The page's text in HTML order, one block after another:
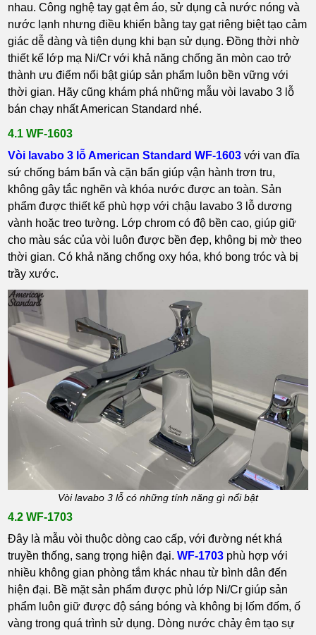
nhau. Công nghệ tay gạt êm áo, sử dụng cả nước nóng và
nước lạnh nhưng điều khiển bằng tay gạt riêng biệt tạo cảm
giác dễ dàng và tiện dụng khi bạn sử dụng. Đồng thời nhờ
thiết kế lớp mạ Ni/Cr với khả năng chống ăn mòn cao trở
thành ưu điểm nổi bật giúp sản phẩm luôn bền vững với
thời gian. Hãy cũng khám phá những mẫu vòi lavabo 3 lỗ
bán chạy nhất American Standard nhé.
4.1 WF-1603
Vòi lavabo 3 lỗ American Standard WF-1603 với van đĩa
sứ chống bám bẩn và cặn bẩn giúp vận hành trơn tru,
không gây tắc nghẽn và khóa nước được an toàn. Sản
phẩm được thiết kế phù hợp với chậu lavabo 3 lỗ dương
vành hoặc treo tường. Lớp chrom có độ bền cao, giúp giữ
cho màu sác của vòi luôn được bền đẹp, không bị mờ theo
thời gian. Có khả năng chống oxy hóa, khó bong tróc và bị
trầy xước.
Vòi lavabo 3 lỗ có những tính năng gì nổi bật
4.2 WF-1703
Đây là mẫu vòi thuộc dòng cao cấp, với đường nét khá
truyền thống, sang trọng hiện đại. WF-1703 phù hợp với
nhiều không gian phòng tắm khác nhau từ bình dân đến
hiện đại. Bề mặt sản phẩm được phủ lớp Ni/Cr giúp sản
phẩm luôn giữ được độ sáng bóng và không bị lốm đốm, ố
vàng trong quá trình sử dụng. Dòng nước chảy êm tạo sự